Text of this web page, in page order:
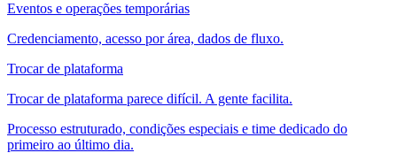
Eventos e operações temporárias
Credenciamento, acesso por área, dados de fluxo.
Trocar de plataforma
Trocar de plataforma parece difícil. A gente facilita.
Processo estruturado, condições especiais e time dedicado do
primeiro ao último dia.